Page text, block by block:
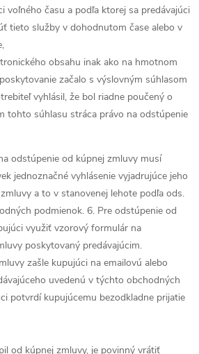
voľného času a podľa ktorej sa predávajúci
tieto služby v dohodnutom čase alebo v
obsahu inak ako na hmotnom
začalo s výslovným súhlasom
vyhlásil, že bol riadne poučený o
tohto súhlasu stráca právo na odstúpenie
odstúpenie od kúpnej zmluvy musí
jednoznačné vyhlásenie vyjadrujúce jeho
a to v stanovenej lehote podľa ods.
podmienok. 6. Pre odstúpenie od
využiť vzorový formulár na
poskytovaný predávajúcim.
zašle kupujúci na emailovú alebo
uvedenú v týchto obchodných
potvrdí kupujúcemu bezodkladne prijatie
od kúpnej zmluvy, je povinný vrátiť